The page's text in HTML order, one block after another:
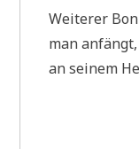
Weiterer
man
an seinem